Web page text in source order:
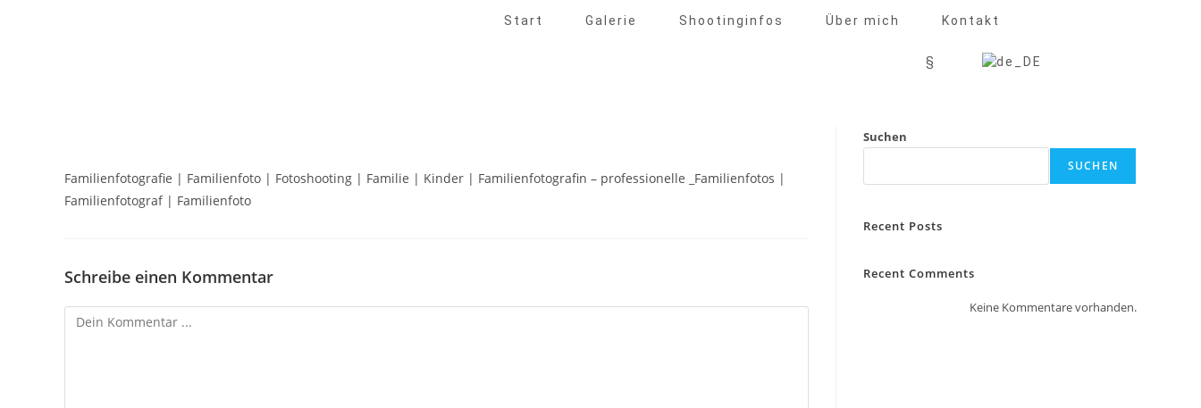
Start Galerie Shootinginfos Über mich Kontakt
§
Familienfotografie | Familienfoto | Fotoshooting | Familie | Kinder | Familienfotografin – professionelle _Familienfotos |
Familienfotograf | Familienfoto
Schreibe einen Kommentar
Suchen
SUCHEN
Recent Posts
Recent Comments
Keine Kommentare vorhanden.